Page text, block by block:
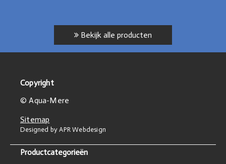
Bekijk alle producten
Copyright
© Aqua-Mere
Sitemap
Designed by APR Webdesign
Productcategorieën